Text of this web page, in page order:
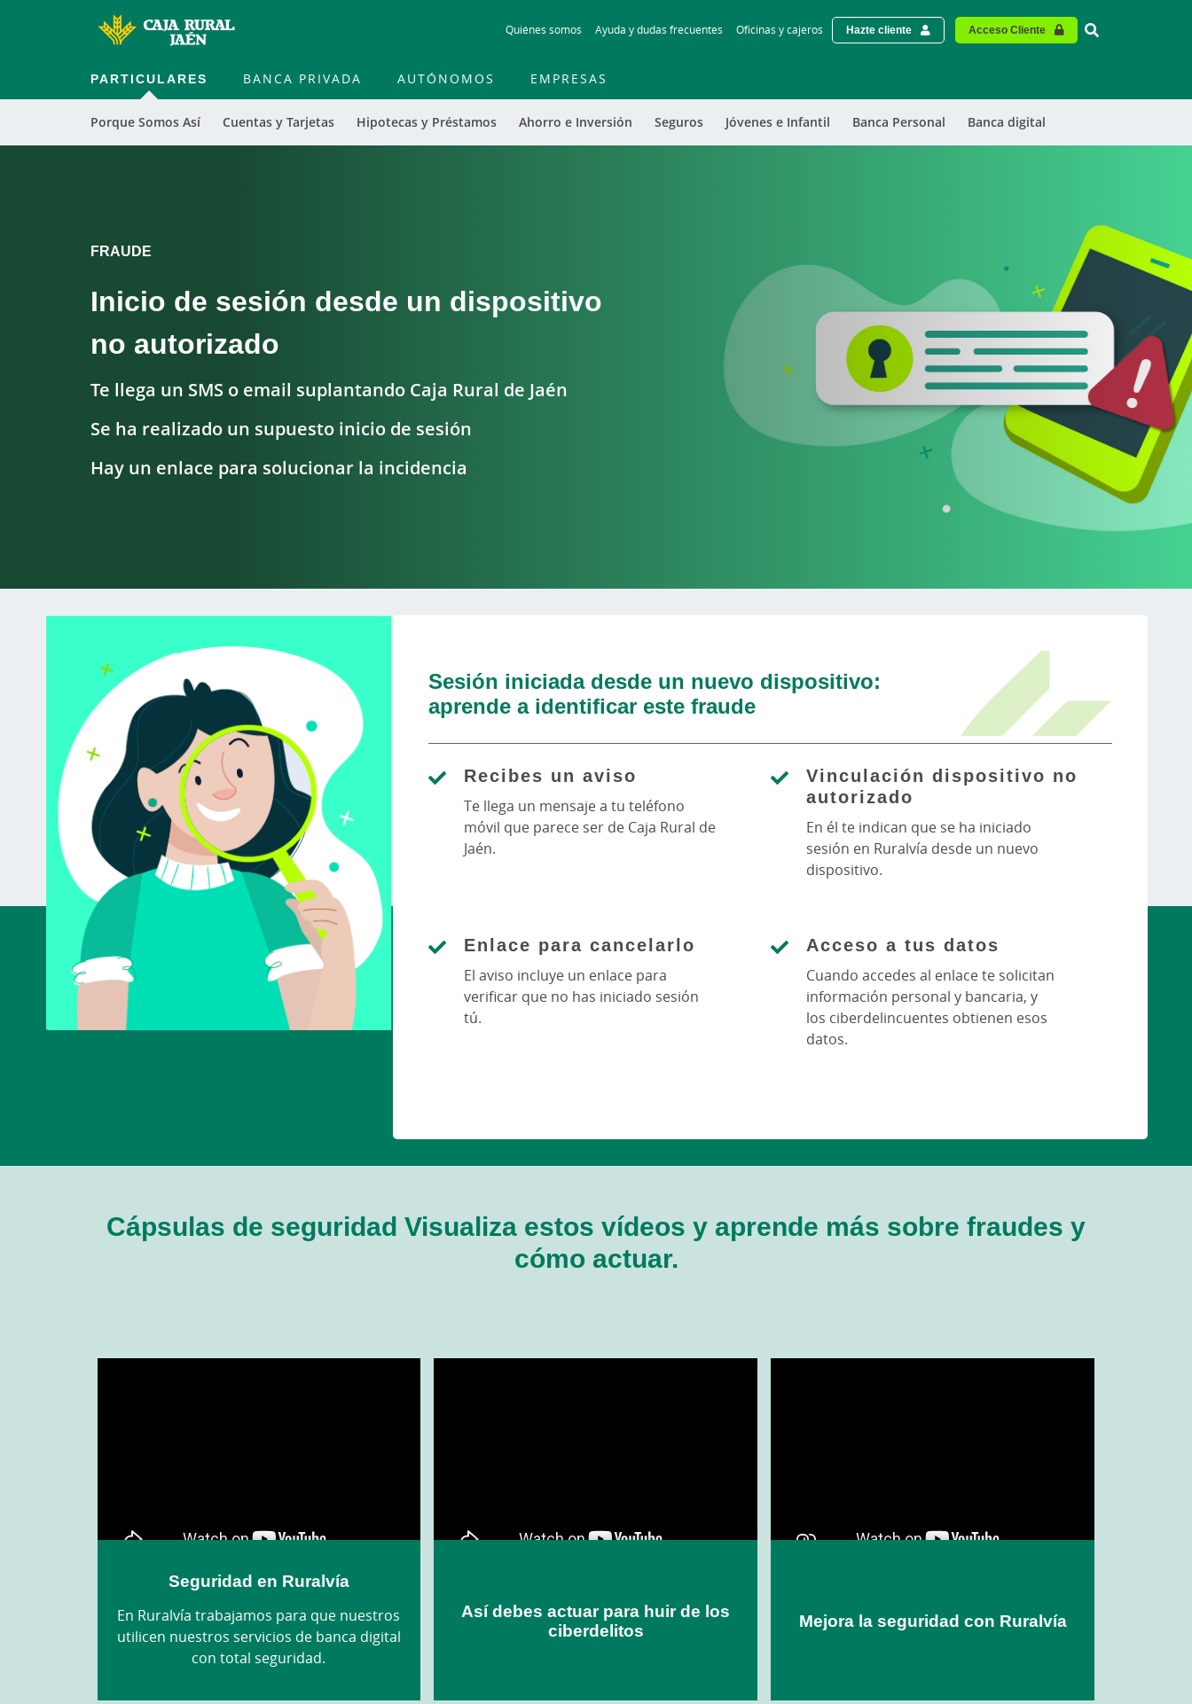
to
contentt
Quiénes somos Ayuda y dudas frecuentes Oficinas y cajeros Hazte cliente Acceso Cliente Vinculo -
PARTICULARES
Porque Somos Así Cuentas y Tarjetas Hipotecas y Préstamos Ahorro e Inversión Seguros Jóvenes e Infantil Banca Personal Banca digital
BANCA PRIVADA AUTÓNOMOS EMPRESAS
FRAUDE
Inicio de sesión desde un dispositivo
no autorizado
Te llega un SMS o email suplantando Caja Rural de Jaén
Se ha realizado un supuesto inicio de sesión
Hay un enlace para solucionar la incidencia
Sesión iniciada desde un nuevo dispositivo:
aprende a identificar este fraude
Recibes un aviso
Te llega un mensaje a tu teléfono
móvil que parece ser de Caja Rural de
Jaén.
Vinculación dispositivo no
autorizado
En él te indican que se ha iniciado
sesión en Ruralvía desde un nuevo
dispositivo.
Enlace para cancelarlo
El aviso incluye un enlace para
verificar que no has iniciado sesión
tú.
Acceso a tus datos
Cuando accedes al enlace te solicitan
información personal y bancaria, y
los ciberdelincuentes obtienen esos
datos.
Cápsulas de seguridad Visualiza estos vídeos y aprende más sobre fraudes y
cómo actuar.
Seguridad en Ruralvía
En Ruralvía trabajamos para que nuestros
utilicen nuestros servicios de banca digital
con total seguridad.
Así debes actuar para huir de los
ciberdelitos
Mejora la seguridad con Ruralvía